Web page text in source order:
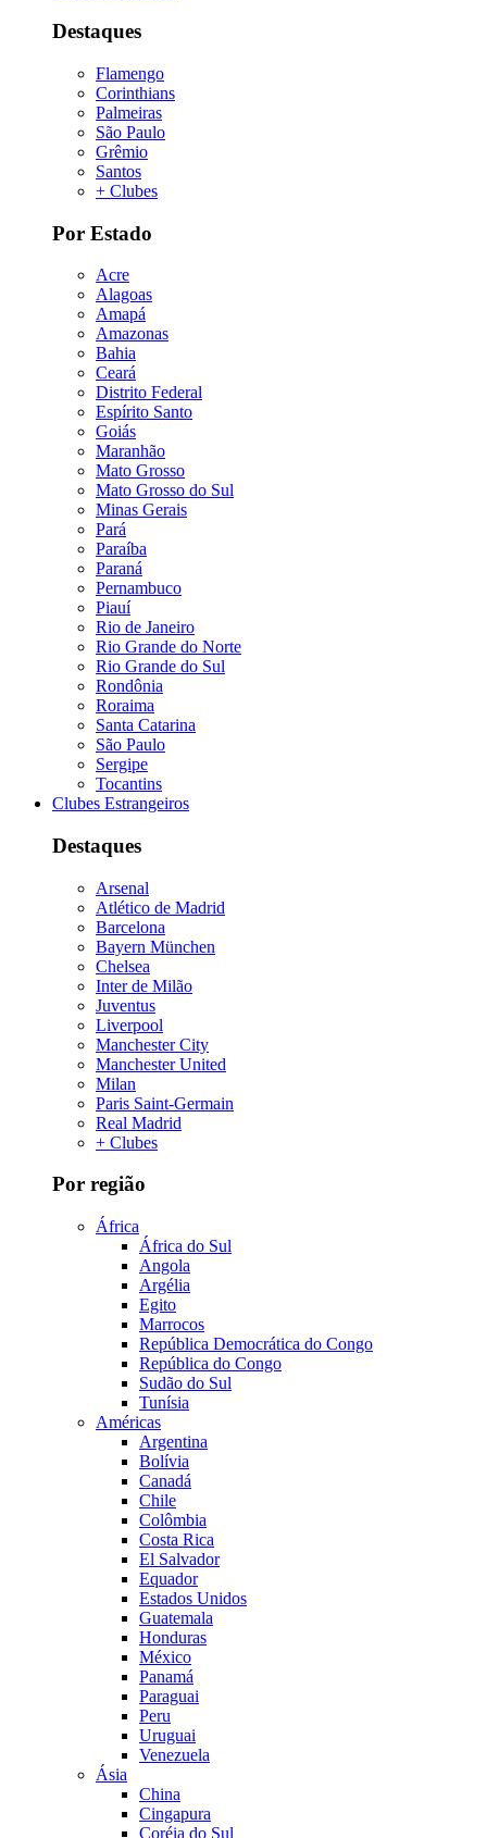
Destaques
Flamengo
Corinthians
Palmeiras
São Paulo
Grêmio
Santos
+ Clubes
Por Estado
Acre
Alagoas
Amapá
Amazonas
Bahia
Ceará
Distrito Federal
Espírito Santo
Goiás
Maranhão
Mato Grosso
Mato Grosso do Sul
Minas Gerais
Pará
Paraíba
Paraná
Pernambuco
Piauí
Rio de Janeiro
Rio Grande do Norte
Rio Grande do Sul
Rondônia
Roraima
Santa Catarina
São Paulo
Sergipe
Tocantins
Clubes Estrangeiros
Destaques
Arsenal
Atlético de Madrid
Barcelona
Bayern München
Chelsea
Inter de Milão
Juventus
Liverpool
Manchester City
Manchester United
Milan
Paris Saint-Germain
Real Madrid
+ Clubes
Por região
África
África do Sul
Angola
Argélia
Egito
Marrocos
República Democrática do Congo
República do Congo
Sudão do Sul
Tunísia
Américas
Argentina
Bolívia
Canadá
Chile
Colômbia
Costa Rica
El Salvador
Equador
Estados Unidos
Guatemala
Honduras
México
Panamá
Paraguai
Peru
Uruguai
Venezuela
Ásia
China
Cingapura
Coréia do Sul